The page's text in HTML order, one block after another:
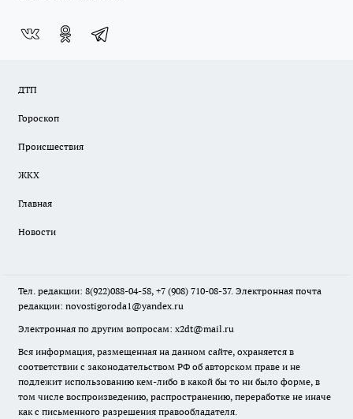
ДТП
Гороскоп
Происшествия
ЖКХ
Главная
Новости
Тел. редакции: 8(922)088-04-58, +7 (908) 710-08-37. Электронная почта
редакции: novostigoroda1@yandex.ru
Электронная по другим вопросам: x2dt@mail.ru
Вся информация, размещенная на данном сайте, охраняется в
соответствии с законодательством РФ об авторском праве и не
подлежит использованию кем-либо в какой бы то ни было форме, в
том числе воспроизведению, распространению, переработке не иначе
как с письменного разрешения правообладателя.